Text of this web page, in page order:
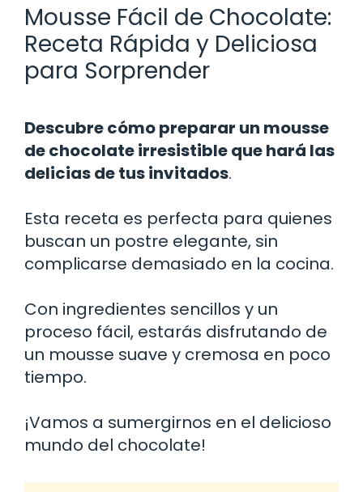
Mousse Fácil de Chocolate:
Receta Rápida y Deliciosa
para Sorprender
Descubre cómo preparar un mousse
de chocolate irresistible que hará las
delicias de tus invitados.
Esta receta es perfecta para quienes
buscan un postre elegante, sin
complicarse demasiado en la cocina.
Con ingredientes sencillos y un
proceso fácil, estarás disfrutando de
un mousse suave y cremosa en poco
tiempo.
¡Vamos a sumergirnos en el delicioso
mundo del chocolate!